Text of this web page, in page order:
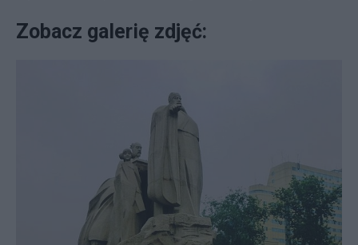
Zobacz galerię zdjęć: